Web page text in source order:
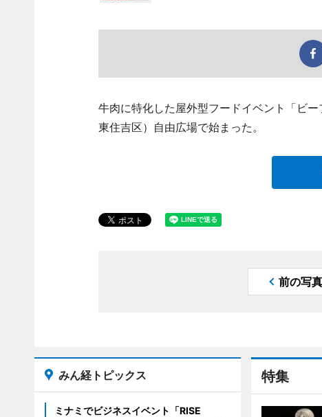
牛肉に特化した屋外型フードイベント「ビ
東住吉区）自由広場で始まった。
前の写真
特集
みん経トピックス
ミナミでビジネスイベント「RISE